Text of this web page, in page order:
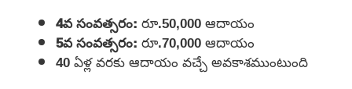
4వ సంవత్సరం:రూ.50,000 ఆదాయం
5వ సంవత్సరం:రూ.70,000 ఆదాయం
40 ఏళ్ల వరకు ఆదాయం వచ్చే అవకాశముంటుంది